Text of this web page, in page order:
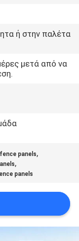
ή στην παλέτα
μετά από να
panels,
,
panels